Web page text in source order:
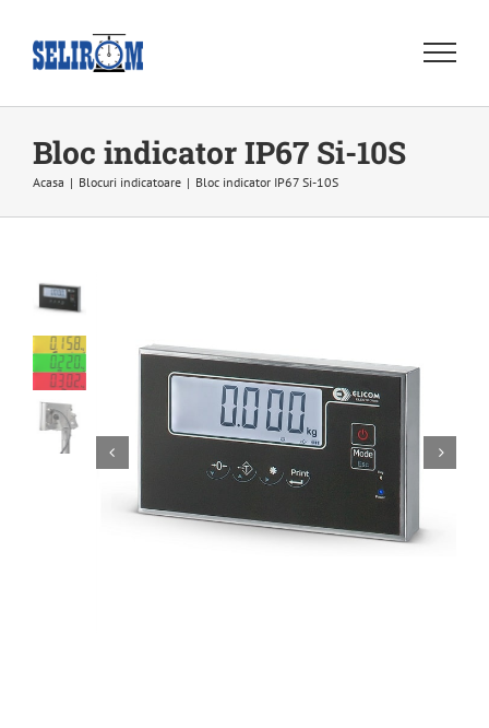
content
Bloc indicator IP67 Si-10S
Acasa | Blocuri indicatoare | Bloc indicator IP67 Si-10S
 